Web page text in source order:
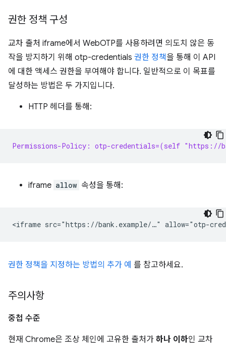
권한 정책 구성
교차 출처 iframe에서 WebOTP를 사용하려면 의도치 않은 동
작을 방지하기 위해 otp-credentials 권한 정책을 통해 이 API
에 대한 액세스 권한을 부여해야 합니다. 일반적으로 이 목표를
달성하는 방법은 두 가지입니다.
HTTP 헤더를 통해:
Permissions-Policy: otp-credentials=(self "https://
iframe allow 속성을 통해:
권한 정책을 지정하는 방법의 추가 예 를 참고하세요.
주의사항
중첩 수준
현재 Chrome은 조상 체인에 고유한 출처가 하나 이하인 교차